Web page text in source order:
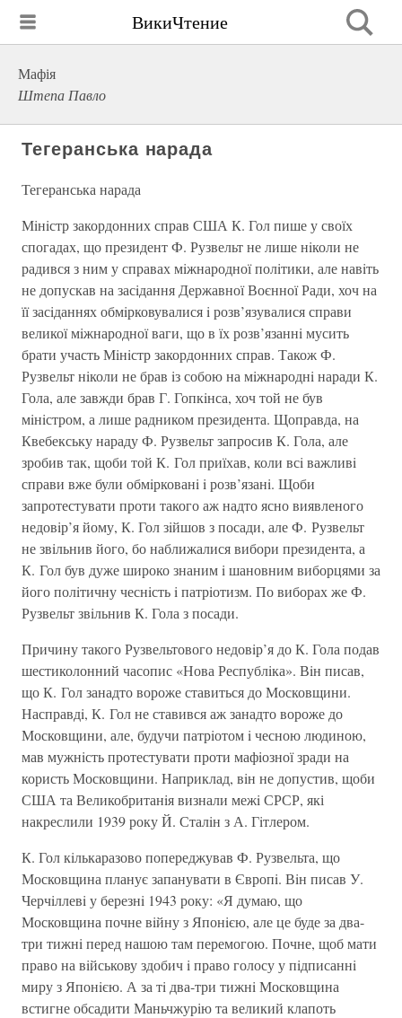
ВикиЧтение
Мафія
Штепа Павло
Тегеранська нарада
Тегеранська нарада
Мiнiстр закордонних справ США К. Гол пише у своїх
спогадах, що президент Ф. Рузвельт не лише нiколи не
радився з ним у справах мiжнародної полiтики, але навiть
не допускав на засiдання Державної Воєнної Ради, хоч на
її засiданнях обмiрковувалися i розв’язувалися справи
великої мiжнародної ваги, що в їх розв’язаннi мусить
брати участь Мiнiстр закордонних справ. Також Ф.
Рузвельт нiколи не брав iз собою на мiжнароднi наради К.
Гола, але завжди брав Г. Гопкiнса, хоч той не був
мiнiстром, а лише радником президента. Щоправда, на
Квебекську нараду Ф. Рузвельт запросив К. Гола, але
зробив так, щоби той К. Гол приїхав, коли всi важливi
справи вже були обмiркованi i розв’язанi. Щоби
запротестувати проти такого аж надто ясно виявленого
недовiр’я йому, К. Гол зiйшов з посади, але Ф. Рузвельт
не звiльнив його, бо наближалися вибори президента, а
К. Гол був дуже широко знаним i шановним виборцями за
його полiтичну чеснiсть i патрiотизм. По виборах же Ф.
Рузвельт звiльнив К. Гола з посади.
Причину такого Рузвельтового недовiр’я до К. Гола подав
шестиколонний часопис «Нова Республiка». Вiн писав,
що К. Гол занадто вороже ставиться до Московщини.
Насправдi, К. Гол не ставився аж занадто вороже до
Московщини, але, будучи патрiотом i чесною людиною,
мав мужнiсть протестувати проти мафiозної зради на
користь Московщини. Наприклад, вiн не допустив, щоби
США та Великобританiя визнали межi СРСР, які
накреслили 1939 року Й. Сталiн з А. Гiтлером.
К. Гол кiлькаразово попереджував Ф. Рузвельта, що
Московщина планує запанувати в Європi. Вiн писав У.
Черчiллевi у березнi 1943 року: «Я думаю, що
Московщина почне вiйну з Японiєю, але це буде за два-
три тижнi перед нашою там перемогою. Почне, щоб мати
право на вiйськову здобич i право голосу у пiдписаннi
миру з Японiєю. А за тi два-три тижнi Московщина
встигне обсадити Маньчжурiю та великий клапоть